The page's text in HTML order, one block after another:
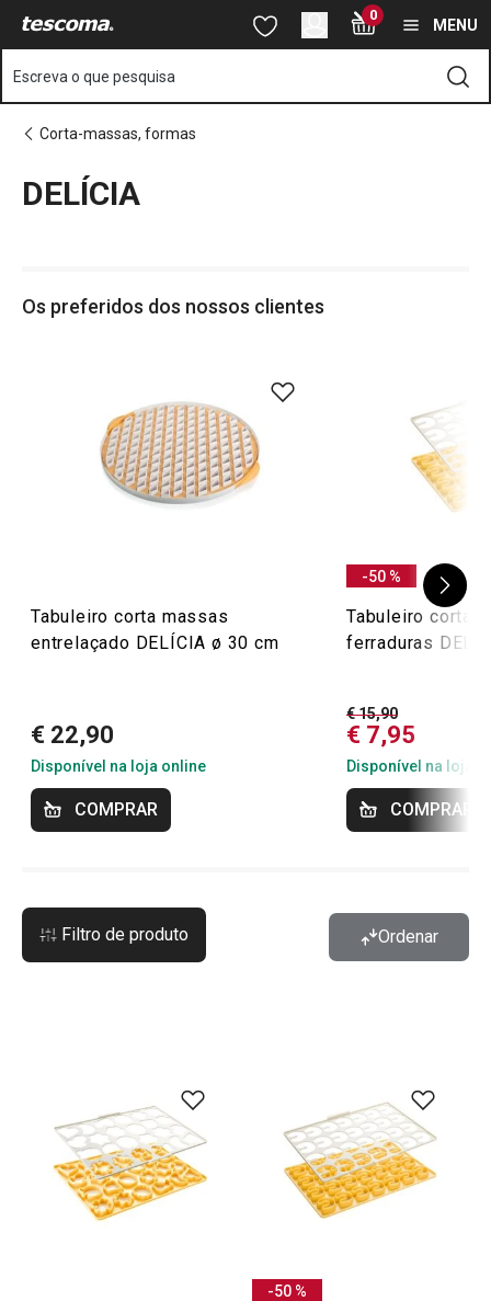
Saltar para o conteúdo principal
Saltar para a pesquisa
Saltar para a navegação 0
MENU
Escreva o que pesquisa
Corta-massas, formas
DELÍCIA
Os preferidos dos nossos clientes
Tabuleiro corta massas
entrelaçado DELÍCIA ø 30 cm
€ 22,90
Disponível na loja online
COMPRAR
-50 %
Tabuleiro corta
ferraduras
€ 15,90
€ 7,95
Disponível na loja
COMPRAR
Filtro de produto Ordenar
-50 %